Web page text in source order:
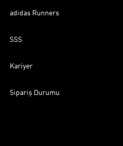
adidas Runners
SSS
Kariyer
Sipariş Durumu